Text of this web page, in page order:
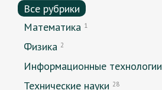
Все рубрики
Математика 1
Физика 2
Информационные технологии
Технические науки 28